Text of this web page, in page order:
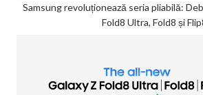
Samsung revoluționează seria pliabilă:
Fold8 Ultra, Fold8 și